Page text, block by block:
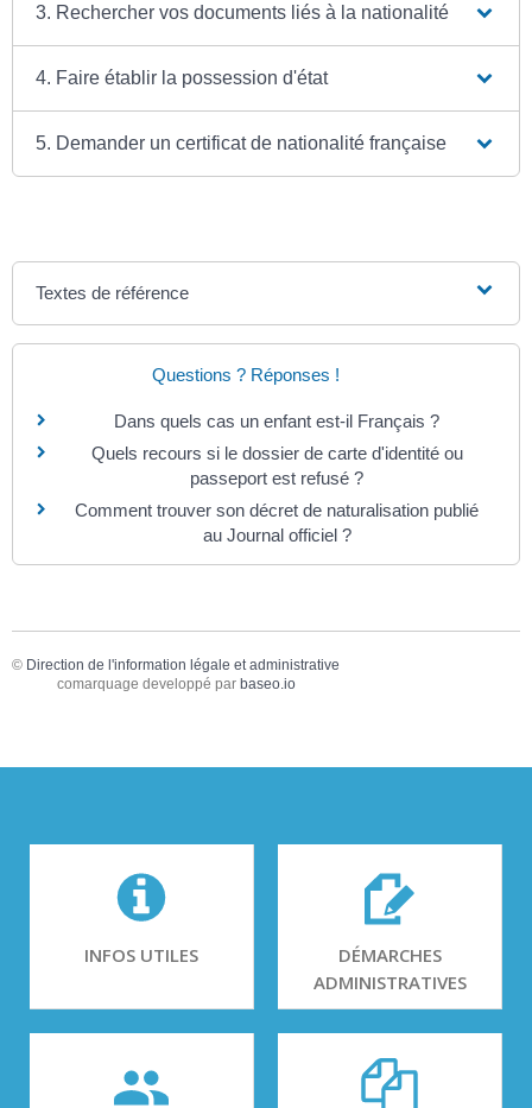
3. Rechercher vos documents liés à la nationalité
4. Faire établir la possession d'état
5. Demander un certificat de nationalité française
Textes de référence
Questions ? Réponses !
Dans quels cas un enfant est-il Français ?
Quels recours si le dossier de carte d'identité ou
passeport est refusé ?
Comment trouver son décret de naturalisation publié
au Journal officiel ?
© Direction de l'information légale et administrative
comarquage developpé par baseo.io
INFOS UTILES
DÉMARCHES
ADMINISTRATIVES